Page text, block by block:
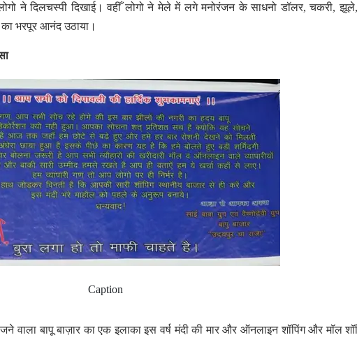
ने दिलचस्पी दिखाई। वहीँ लोगो ने मेले में लगे मनोरंजन के साधनो डॉलर, चकरी,
भरपूर आनंद उठाया।
Caption
वाला बापू बाज़ार का एक इलाका इस वर्ष मंदी की मार और ऑनलाइन शॉपिंग और मॉल